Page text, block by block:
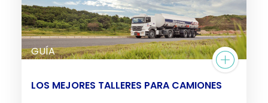
GUÍA
LOS MEJORES TALLERES PARA CAMIONES